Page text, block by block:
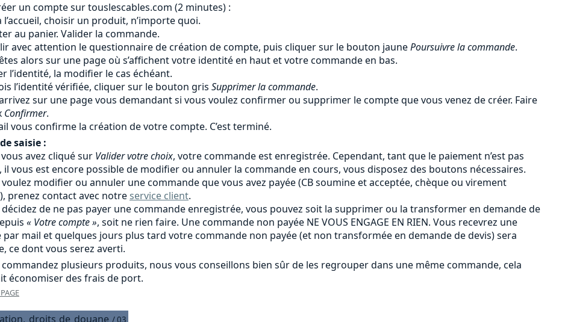
un compte sur touslescables.com (2 minutes) :
l’accueil, choisir un produit, n’importe quoi.
au panier. Valider la commande.
avec attention le questionnaire de création de compte, puis cliquer sur le bouton jaunePoursuivre la commande.
alors sur une page où s’affichent votre identité en haut et votre commande en bas.
l’identité, la modifier le cas échéant.
l’identité vérifiée, cliquer sur le bouton gris Supprimer la commande.
sur une page vous demandant si vous voulez confirmer ou supprimer le compte que vous venez de créer. Faire
Confirmer.
vous confirme la création de votre compte. C’est terminé.
saisie :
avez cliqué sur Valider votre choix, votre commande est enregistrée. Cependant, tant que le paiement n’est pas
il vous est encore possible de modifier ou annuler la commande en cours, vous disposez des boutons nécessaires.
voulez modifier ou annuler une commande que vous avez payée (CB soumine et acceptée, chèque ou virement
prenez contact avec notreservice client.
décidez de ne pas payer une commande enregistrée, vous pouvez soit la supprimer ou la transformer en demande de
« Votre compte », soit ne rien faire. Une commande non payée NE VOUS ENGAGE EN RIEN. Vous recevrez une
par mail et quelques jours plus tard votre commande non payée (et non transformée en demande de devis) sera
ce dont vous serez averti.
commandez plusieurs produits, nous vous conseillons bien sûr de les regrouper dans une même commande, cela
économiser des frais de port.
droits de douane / 03